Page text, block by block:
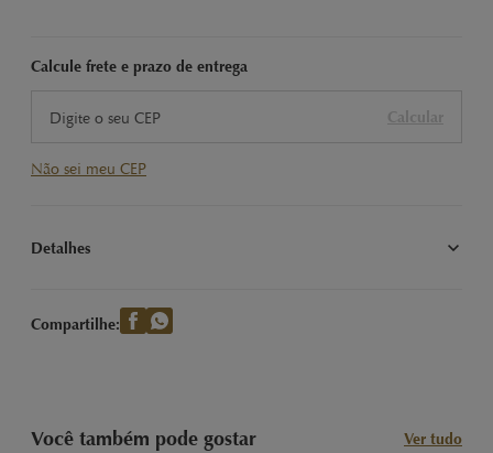
Calcule frete e prazo de entrega
Calcular
Não sei meu CEP
Detalhes
recheio cremoso. Imagem meramente ilustrativa.
Compartilhe:
Você também pode gostar Ver tudo